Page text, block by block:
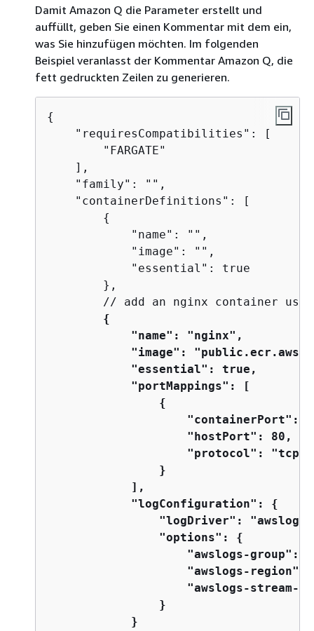
Damit Amazon Q die Parameter erstellt und
auffüllt, geben Sie einen Kommentar mit dem ein,
was Sie hinzufügen möchten. Im folgenden
Beispiel veranlasst der Kommentar Amazon Q, die
fett gedruckten Zeilen zu generieren.
{
    "requiresCompatibilities": [
        "FARGATE"
    ],
    "family": "",
    "containerDefinitions": [
{
            "name": "",
            "image": "",
            "essential": true
        },
// add an nginx container
{
            "name": "nginx",
"image": "public.ecr.aws/
            "essential": true,
            "portMappings": [
{
"containerPort":
                    "hostPort": 80,
                    "protocol": "tcp"
                }
            ],
            "logConfiguration":
{
"logDriver":
                "options":
{
"awslogs-group":
"awslogs-region":
"awslogs-stream-
                }
            }